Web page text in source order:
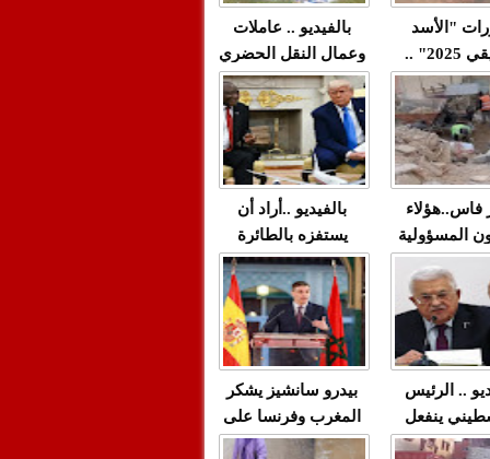
في
بالفيديو .. عاملات
وعمال النقل الحضري
بفاس يعبرون عن
ارتياحهم بعد إنهاء عقد
شركة "سيتي باص"
"الأسد
الإفريقي 2025" ..
النووية
مع ثماني
مقاتلات من نوع F-16
الجوية
المغربية
بالفيديو ..أراد أن
يستفزه بالطائرة
القطرية لكن ترامب
فضحه أمام العالم
بالحجة والدليل
فاس..هؤلاء
المسؤولية
العمارات
مفتوحة
بيدرو سانشيز يشكر
المغرب وفرنسا على
استعادة الكهرباء عقب
.. الرئيس
ينفعل
حماس بألفاظ